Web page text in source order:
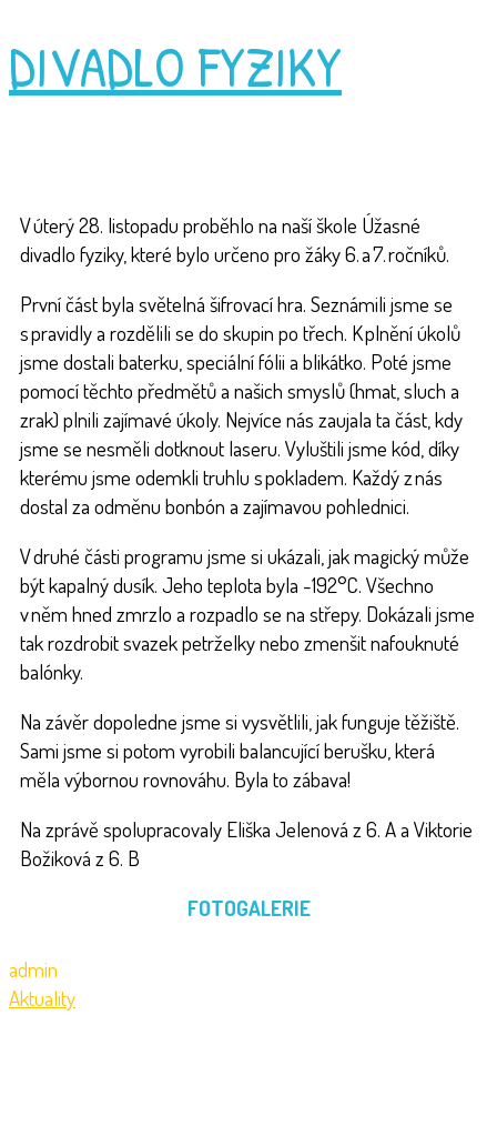
DIVADLO FYZIKY
V úterý 28. listopadu proběhlo na naší škole Úžasné
divadlo fyziky, které bylo určeno pro žáky 6. a 7. ročníků.
První část byla světelná šifrovací hra. Seznámili jsme se
s pravidly a rozdělili se do skupin po třech. K plnění úkolů
jsme dostali baterku, speciální fólii a blikátko. Poté jsme
pomocí těchto předmětů a našich smyslů (hmat, sluch a
zrak) plnili zajímavé úkoly. Nejvíce nás zaujala ta část, kdy
jsme se nesměli dotknout laseru. Vyluštili jsme kód, díky
kterému jsme odemkli truhlu s pokladem. Každý z nás
dostal za odměnu bonbón a zajímavou pohlednici.
V druhé části programu jsme si ukázali, jak magický může
být kapalný dusík. Jeho teplota byla -192°C. Všechno
v něm hned zmrzlo a rozpadlo se na střepy. Dokázali jsme
tak rozdrobit svazek petrželky nebo zmenšit nafouknuté
balónky.
Na závěr dopoledne jsme si vysvětlili, jak funguje těžiště.
Sami jsme si potom vyrobili balancující berušku, která
měla výbornou rovnováhu. Byla to zábava!
Na zprávě spolupracovaly Eliška Jelenová z 6. A a Viktorie
Božiková z 6. B
FOTOGALERIE
admin
Aktuality